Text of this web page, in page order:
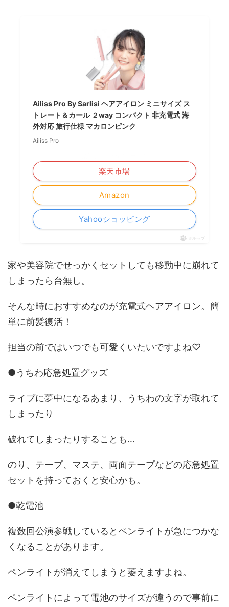
Ailiss Pro By Sarlisi ヘアアイロン ミニサイズ ス
トレート＆カール ２way コンパクト 非充電式 海
外対応 旅行仕様 マカロンピンク
Ailiss Pro
Amazon
楽天市場
Yahooショッピング
ポチップ
家や美容院でせっかくセットしても移動中に崩れて
しまったら台無し。
そんな時におすすめなのが充電式ヘアアイロン。簡
単に前髪復活！
担当の前ではいつでも可愛くいたいですよね♡
●うちわ応急処置グッズ
ライブに夢中になるあまり、うちわの文字が取れて
しまったり
破れてしまったりすることも…
のり、テープ、マステ、両面テープなどの応急処置
セットを持っておくと安心かも。
●乾電池
複数回公演参戦しているとペンライトが急につかな
くなることがあります。
ペンライトが消えてしまうと萎えますよね。
ペンライトによって電池のサイズが違うので事前に